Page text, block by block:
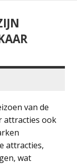
van de
attracties ook
attracties,
wat